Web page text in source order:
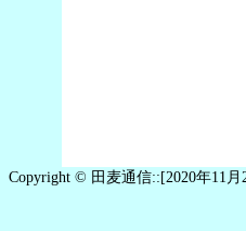
Copyright © 田麦通信::[2020年11月